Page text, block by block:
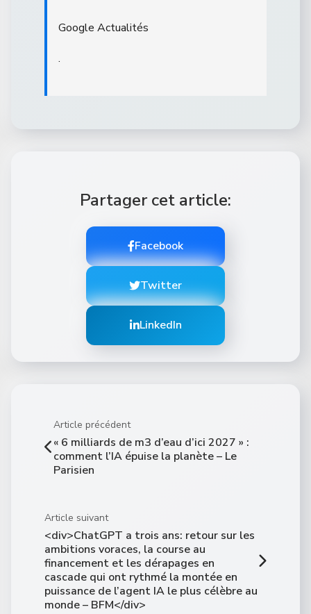
Google Actualités
.
Partager cet article:
Facebook
Twitter
LinkedIn
Article précédent
« 6 milliards de m3 d’eau d’ici 2027 » :
comment l’IA épuise la planète – Le
Parisien
Article suivant
<div>ChatGPT a trois ans: retour sur les
ambitions voraces, la course au
financement et les dérapages en
cascade qui ont rythmé la montée en
puissance de l’agent IA le plus célèbre au
monde – BFM</div>